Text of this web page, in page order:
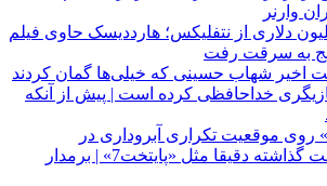
وارنر
۱۰۵ میلیون دلاری از نتفلیکس؛ هارددیسک حاوی فیلم
به سرقت رفت
اخیر شهاب حسینی که خیلی‌ها گمان کردند
خداحافظی کرده است | پیش از آنکه
موقعیت تکراری آبروداری در
خواستگاری دست گذاشته دقیقا مثل «پایتخت7» | برمدار